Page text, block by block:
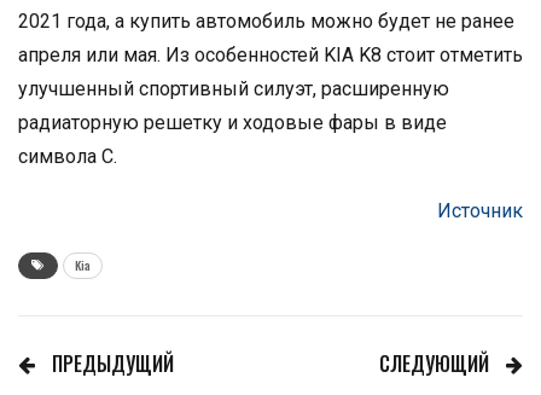
2021 года, а купить автомобиль можно будет не ранее
апреля или мая. Из особенностей KIA K8 стоит отметить
улучшенный спортивный силуэт, расширенную
радиаторную решетку и ходовые фары в виде
символа C.
Источник
Kia
ПРЕДЫДУЩИЙ
СЛЕДУЮЩИЙ